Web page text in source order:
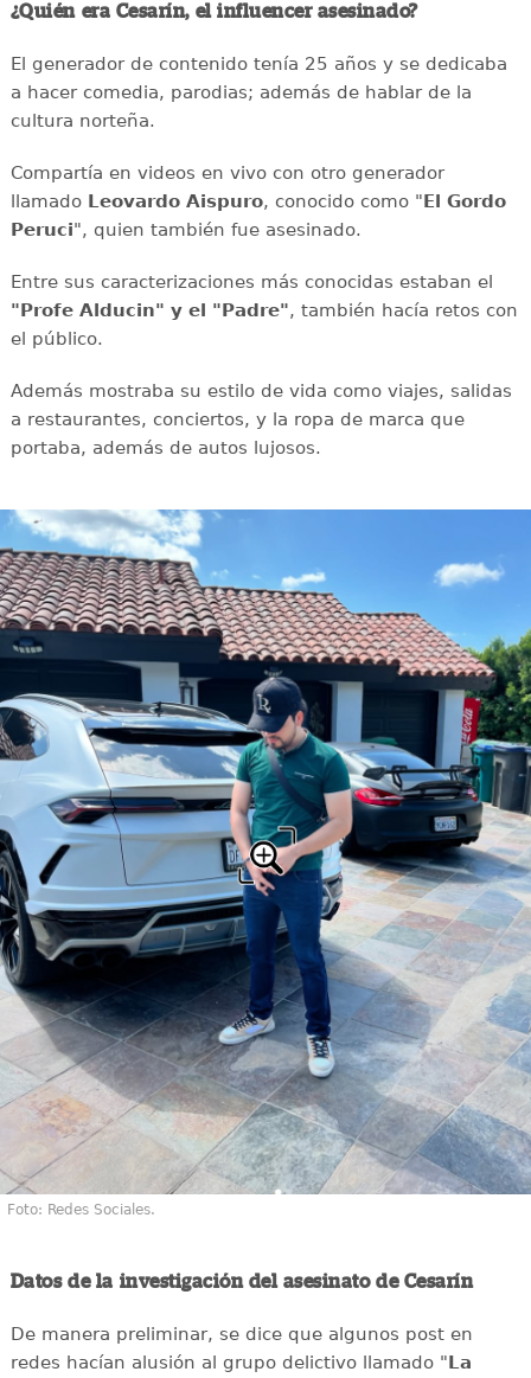
¿Quién era Cesarín, el influencer asesinado?
El generador de contenido tenía 25 años y se dedicaba
a hacer comedia, parodias; además de hablar de la
cultura norteña.
Compartía en videos en vivo con otro generador
llamadoLeovardo Aispuro, conocido como " El Gordo
Peruci", quien también fue asesinado.
Entre sus caracterizaciones más conocidas estaban el
"Profe Alducin" y el "Padre", también hacía retos con
el público.
Además mostraba su estilo de vida como viajes, salidas
a restaurantes, conciertos, y la ropa de marca que
portaba, además de autos lujosos.
Foto: Redes Sociales.
Datos de la investigación del asesinato de Cesarín
De manera preliminar, se dice que algunos post en
redes hacían alusión al grupo delictivo llamado "La